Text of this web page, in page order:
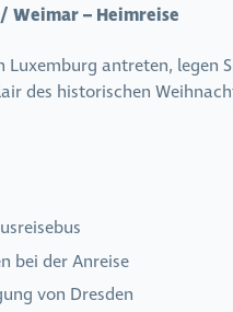
Weimar – Heimreise
Luxemburg antreten,
des historischen
bei der Anreise
von Dresden